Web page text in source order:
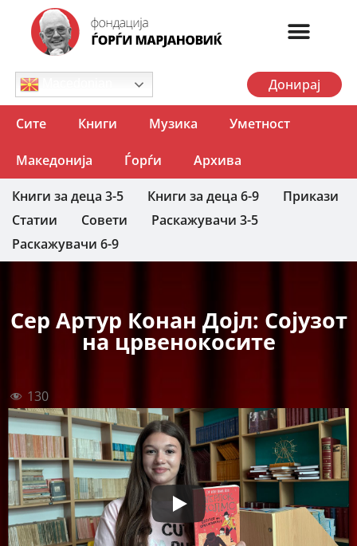
Донирај
Сите Книги Музика Уметност
Македонија Ѓорѓи Архива
Книги за деца 3-5 Книги за деца 6-9
Прикази
Статии
Совети
Раскажувачи 3-5
Раскажувачи 6-9
Сер Артур Конaн Дојл: Сојузот
на црвенокосите
130